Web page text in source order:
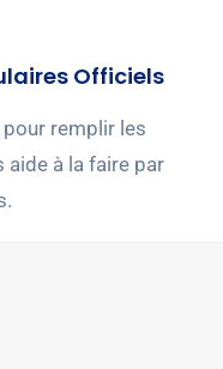
Officiels
remplir les
à la faire par